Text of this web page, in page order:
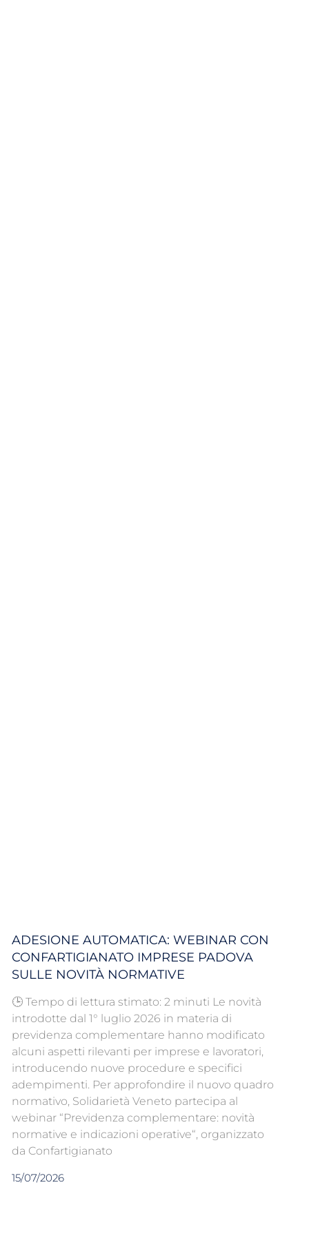
ADESIONE AUTOMATICA: WEBINAR CON
CONFARTIGIANATO IMPRESE PADOVA
SULLE NOVITÀ NORMATIVE
🕒 Tempo di lettura stimato: 2 minuti Le novità
introdotte dal 1° luglio 2026 in materia di
previdenza complementare hanno modificato
alcuni aspetti rilevanti per imprese e lavoratori,
introducendo nuove procedure e specifici
adempimenti. Per approfondire il nuovo quadro
normativo, Solidarietà Veneto partecipa al
webinar “Previdenza complementare: novità
normative e indicazioni operative“, organizzato
da Confartigianato
15/07/2026